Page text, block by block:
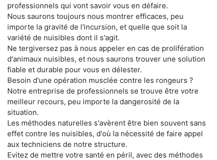
professionnels qui vont savoir vous en défaire.
Nous saurons toujours nous montrer efficaces, peu
importe la gravité de l'incursion, et quelle que soit la
variété de nuisibles dont il s'agit.
Ne tergiversez pas à nous appeler en cas de prolifération
d'animaux nuisibles, et nous saurons trouver une solution
fiable et durable pour vous en délester.
Besoin d'une opération musclée contre les rongeurs ?
Notre entreprise de professionnels se trouve être votre
meilleur recours, peu importe la dangerosité de la
situation.
Les méthodes naturelles s'avèrent être bien souvent sans
effet contre les nuisibles, d'où la nécessité de faire appel
aux techniciens de notre structure.
Evitez de mettre votre santé en péril, avec des méthodes